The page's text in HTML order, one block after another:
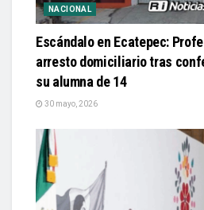
NACIONAL
Escándalo en Ecatepec:
arresto domiciliario tras
su alumna de 14
30 mayo, 2026